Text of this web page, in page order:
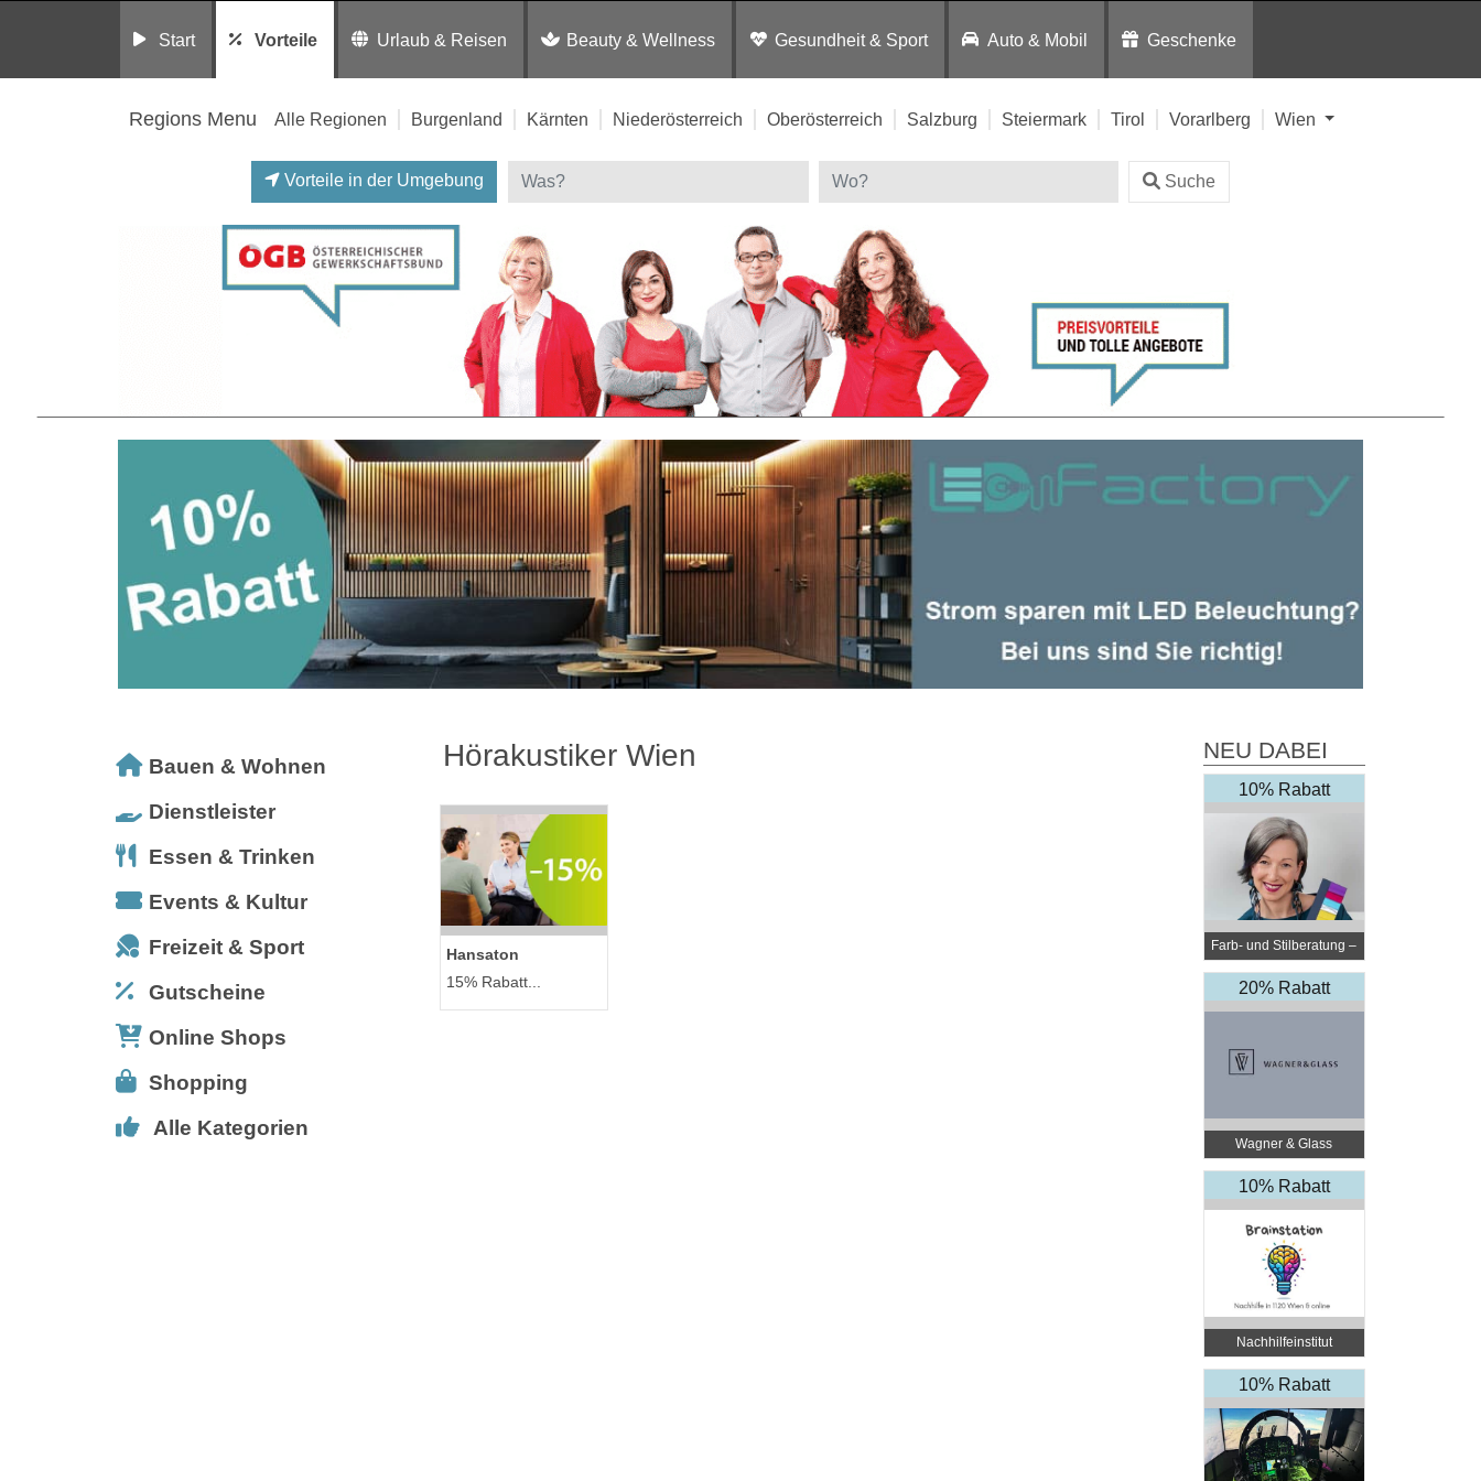
Start Vorteile Urlaub & Reisen Beauty & Wellness Gesundheit & Sport Auto & Mobil Geschenke
Regions Menu Alle Regionen Burgenland Kärnten Niederösterreich Oberösterreich Salzburg Steiermark Tirol Vorarlberg Wien
Vorteile in der Umgebung Suche
Bauen & Wohnen
Dienstleister
Essen & Trinken
Events & Kultur
Freizeit & Sport
Gutscheine
Online Shops
Shopping
Alle Kategorien
Hörakustiker Wien
Hansaton
15% Rabatt...
NEU DABEI
10% Rabatt
Farb- und Stilberatung –
Elli Steiner
20% Rabatt
Wagner & Glass
10% Rabatt
Nachhilfeinstitut
BrainStation
10% Rabatt